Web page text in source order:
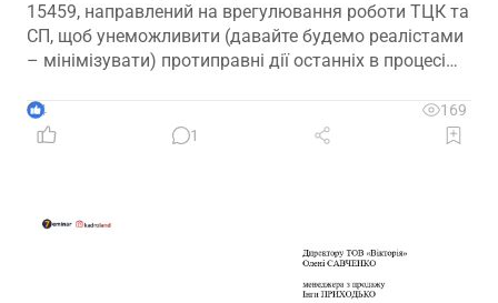
15459, направлений на врегулювання роботи ТЦК та
СП, щоб унеможливити (давайте будемо реалістами
– мінімізувати) протиправні дії останніх в процесі
4
169
1